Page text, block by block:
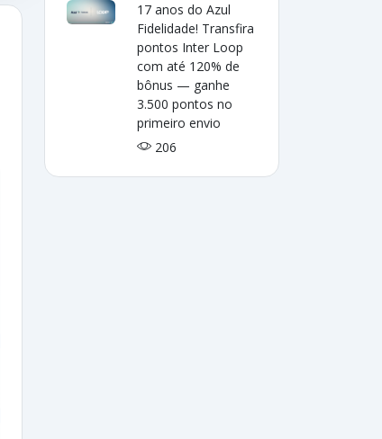
17 anos do Azul
Fidelidade! Transfira
pontos Inter Loop
com até 120% de
bônus — ganhe
3.500 pontos no
primeiro envio
206